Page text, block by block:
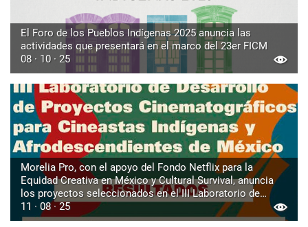
El Foro de los Pueblos Indígenas 2025 anuncia las
actividades que presentará en el marco del 23er FICM
08 · 10 · 25
Morelia Pro, con el apoyo del Fondo Netflix para la
Equidad Creativa en México y Cultural Survival, anuncia
los proyectos seleccionados en el III Laboratorio de
Desarrollo de Proyectos Cinematográficos para
Cineastas Indígenas y Afrodescendientes
11 · 08 · 25